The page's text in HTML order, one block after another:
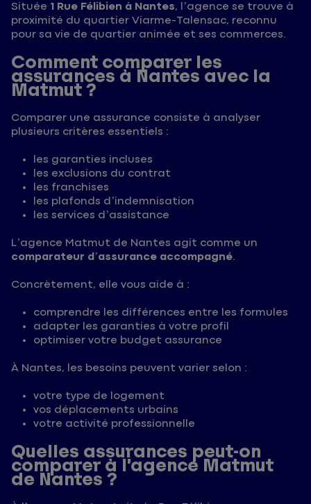
Située 1 Rue Félibien à Nantes, l’agence se trouve à
proximité du quartier Viarme-Talensac, reconnu
pour sa vie de quartier animée et ses commerces.
Comment comparer les
assurances à Nantes avec la
Matmut ?
Comparer une assurance consiste à analyser
plusieurs critères essentiels :
les garanties incluses
les exclusions du contrat
les franchises
les plafonds d’indemnisation
les services d’assistance
L’agence Matmut de Nantes agit comme un
comparateur d’assurance accompagné.
Concrètement, elle vous aide à :
comprendre les différences entre les formules
adapter les garanties à votre profil
optimiser votre budget assurance
À Nantes, les besoins peuvent varier selon :
votre type de logement
vos déplacements urbains
votre activité professionnelle
Quelles assurances peut-on
comparer à l’agence Matmut
de Nantes ?